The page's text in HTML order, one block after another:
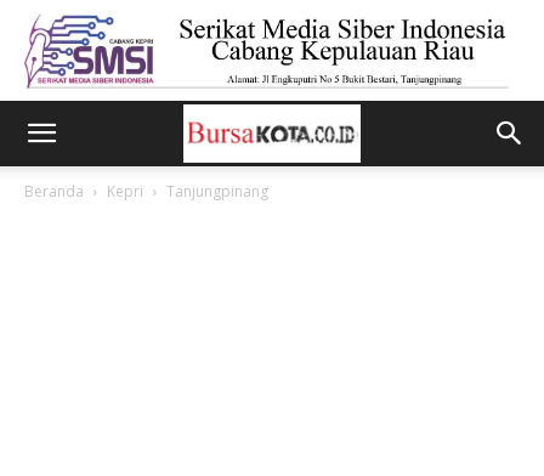
Beranda Kepri Tanjungpinang